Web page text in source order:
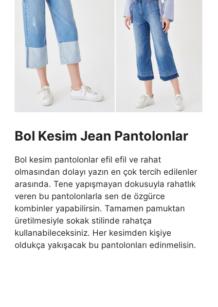
Bol Kesim Jean Pantolonlar
Bol kesim pantolonlar efil efil ve rahat
olmasından dolayı yazın en çok tercih edilenler
arasında. Tene yapışmayan dokusuyla rahatlık
veren bu pantolonlarla sen de özgürce
kombinler yapabilirsin. Tamamen pamuktan
üretilmesiyle sokak stilinde rahatça
kullanabileceksiniz. Her kesimden kişiye
oldukça yakışacak bu pantolonları edinmelisin.